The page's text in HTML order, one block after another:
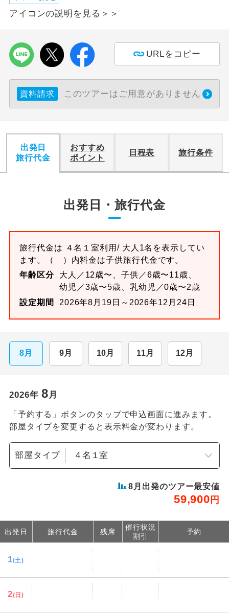
アイコンの説明を見る＞＞
URLをコピー
資料請求 このツアーはご用意がありません
出発日
旅行代金
おすすめ
ポイント
日程表 旅行条件
出発日・旅行代金
旅行代金は ４名１室利用/ 大人1名を表示してい
ます。
（ ）内料金は子供旅行代金です。
年齢区分
大人／12歳〜、子供／6歳〜11歳、
幼児／3歳〜5歳、乳幼児／0歳〜2歳
設定期間
2026年8月19日～2026年12月24日
8月 9月 10月 11月 12月
2026年 8月
「予約する」ボタンのタップで申込画面に進みます。
部屋タイプを変更すると表示料金が変わります。
部屋タイプ
8 月出発のツアー最安値
59,900 円
出発日 旅行代金 残席
催行状況
割引
予約
1(土)
2(日)
おひとり様バ
おひとり様でバス席を2席利⽤できま